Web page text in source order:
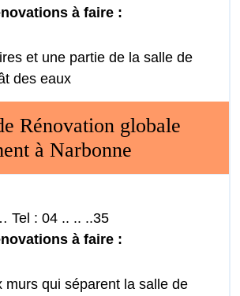
à faire :
et une partie de la salle de
des eaux
Rénovation globale
à Narbonne
: 04 .. .. ..35
à faire :
murs qui séparent la salle de